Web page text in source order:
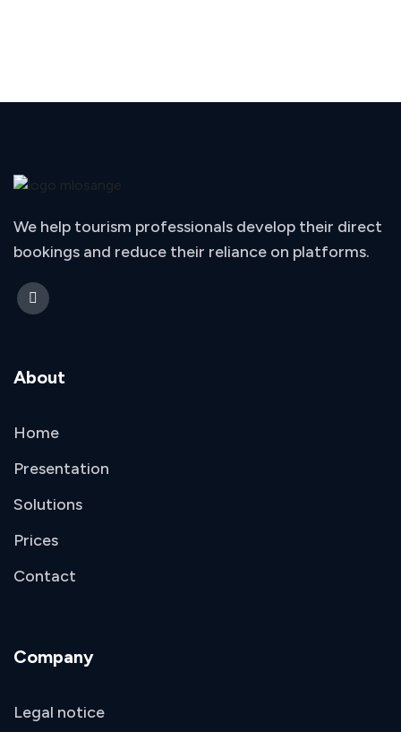
We help tourism professionals develop their direct
bookings and reduce their reliance on platforms.
About
Home
Presentation
Solutions
Prices
Contact
Company
Legal notice